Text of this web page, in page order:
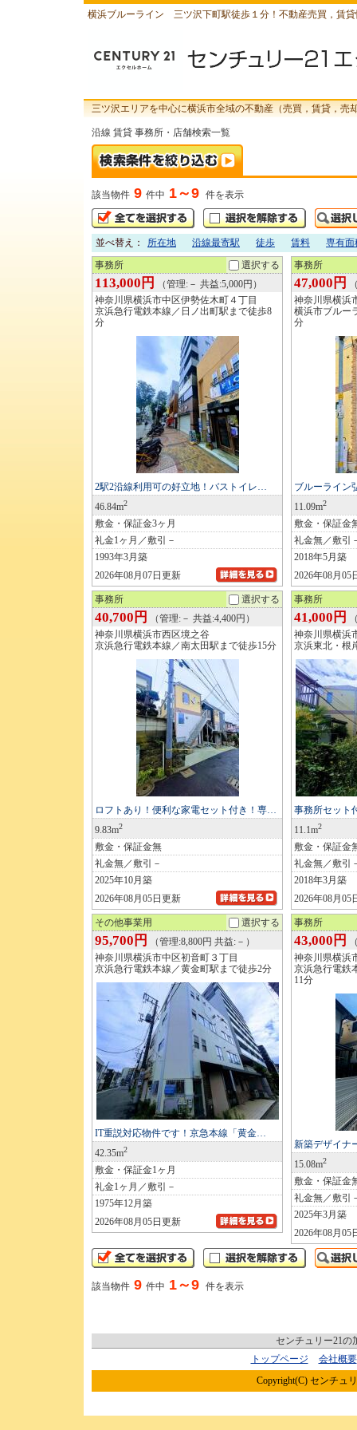
横浜ブルーライン 三ツ沢下町駅徒歩１分！不動産売買，賃
三ツ沢エリアを中心に横浜市全域の不動産（売買，賃貸，
沿線 賃貸 事務所・店舗検索一覧
該当物件 9 件中 1～9 件を表示
並べ替え： 所在地 沿線最寄駅 徒歩 賃料 専有面
事務所 選択する
113,000円
（管理:－ 共益:5,000円）
神奈川県横浜市中区伊勢佐木町４丁目
京浜急行電鉄本線／日ノ出町駅まで徒歩8
分
2駅2沿線利用可の好立地！バストイレ…
46.84m2
敷金・保証金3ヶ月
礼金1ヶ月／敷引－
1993年3月築
2026年08月07日更新
事務所
47,000円
神奈川県横浜
横浜市ブルー
分
ブルーライン
11.09m2
敷金・保証金
礼金無／敷引
2018年5月築
2026年08月05
事務所 選択する
40,700円
（管理:－ 共益:4,400円）
神奈川県横浜市西区境之谷
京浜急行電鉄本線／南太田駅まで徒歩15分
ロフトあり！便利な家電セット付き！専…
9.83m2
敷金・保証金無
礼金無／敷引－
2025年10月築
2026年08月05日更新
事務所
41,000円
神奈川県横浜
京浜東北・根
事務所セット
11.1m2
敷金・保証金
礼金無／敷引
2018年3月築
2026年08月05
その他事業用 選択する
95,700円
（管理:8,800円 共益:－）
神奈川県横浜市中区初音町３丁目
京浜急行電鉄本線／黄金町駅まで徒歩2分
IT重説対応物件です！京急本線「黄金…
42.35m2
敷金・保証金1ヶ月
礼金1ヶ月／敷引－
1975年12月築
2026年08月05日更新
事務所
43,000円
神奈川県横浜
京浜急行電鉄
11分
新築デザイナ
15.08m2
敷金・保証金
礼金無／敷引
2025年3月築
2026年08月05
該当物件 9 件中 1～9 件を表示
センチュリー21の
トップページ
会社概要
Copyright(C) センチュ